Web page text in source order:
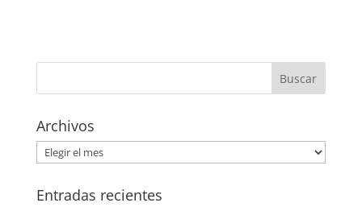
Archivos
Archivos
Entradas recientes